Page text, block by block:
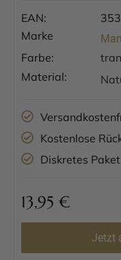
EAN:
Marke
Farbe:
Material:
Kostenlose
Diskretes
13,95 €
Jetzt